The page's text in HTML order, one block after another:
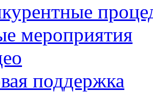
мероприятия
поддержка